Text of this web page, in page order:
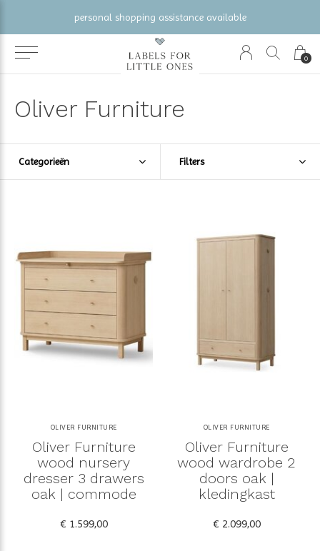
0
gratis verzending vanaf €100 (NL/BE/DE)
Oliver Furniture
Categorieën Filters
OLIVER FURNITURE
Oliver Furniture
wood nursery
dresser 3 drawers
oak | commode
€ 1.599,00
OLIVER FURNITURE
Oliver Furniture
wood wardrobe 2
doors oak |
kledingkast
€ 2.099,00